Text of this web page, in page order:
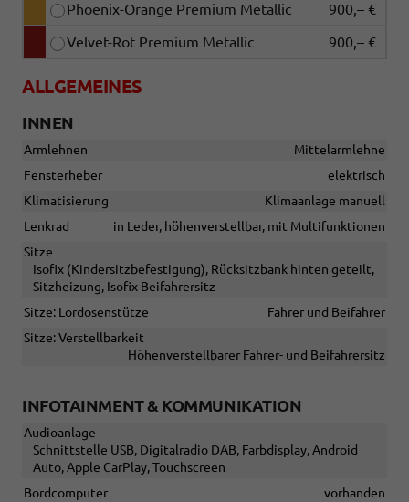
Phoenix-Orange Premium Metallic
900,– €
Velvet-Rot Premium Metallic
900,– €
ALLGEMEINES
INNEN
Armlehnen
Mittelarmlehne
Fensterheber
elektrisch
Klimatisierung
Klimaanlage manuell
Lenkrad
in Leder, höhenverstellbar, mit Multifunktionen
Sitze
Isofix (Kindersitzbefestigung), Rücksitzbank hinten geteilt,
Sitzheizung, Isofix Beifahrersitz
Sitze: Lordosenstütze
Fahrer und Beifahrer
Sitze: Verstellbarkeit
Höhenverstellbarer Fahrer- und Beifahrersitz
INFOTAINMENT & KOMMUNIKATION
Audioanlage
Schnittstelle USB, Digitalradio DAB, Farbdisplay, Android
Auto, Apple CarPlay, Touchscreen
Bordcomputer
vorhanden